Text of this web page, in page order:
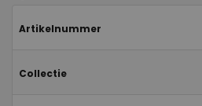
Artikelnummer
Collectie